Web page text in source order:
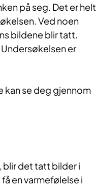
på seg. Det er helt
Ved noen
bildene blir tatt.
er
kan se deg gjennom
blir det tatt bilder i
en varmefølelse i